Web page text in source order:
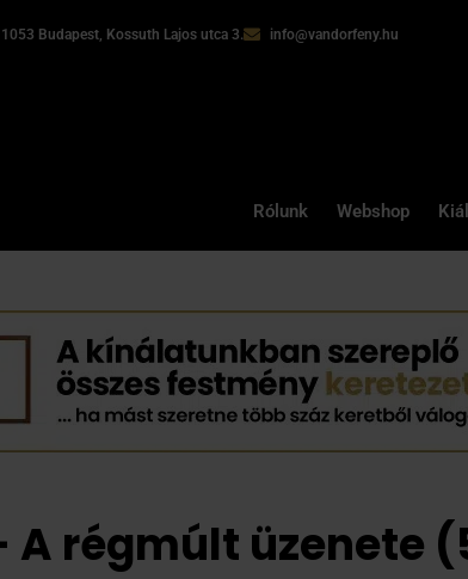
1053 Budapest, Kossuth Lajos utca 3. info@vandorfeny.hu
Rólunk Webshop
A régmúlt üzenete